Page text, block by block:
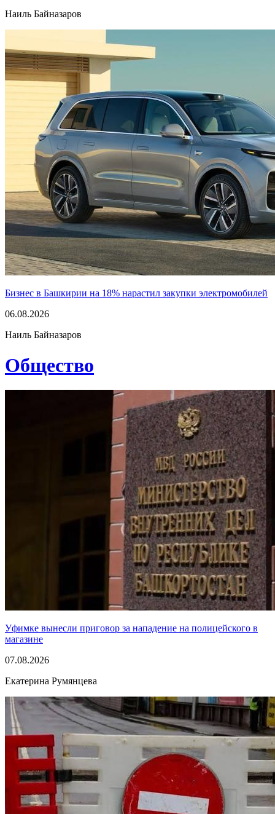
Наиль Байназаров
Бизнес в Башкирии на 18% нарастил закупки электромобилей
06.08.2026
Наиль Байназаров
Общество
Уфимке вынесли приговор за нападение на полицейского в
магазине
07.08.2026
Екатерина Румянцева